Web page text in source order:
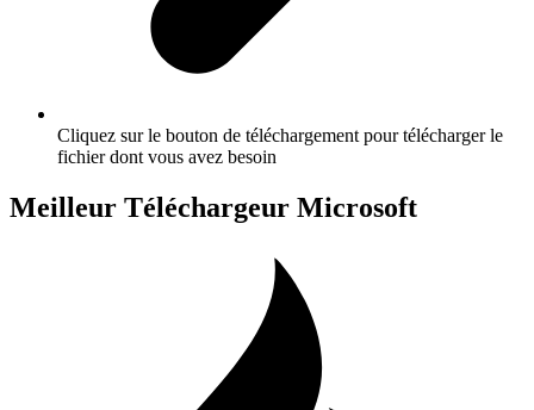
Cliquez sur le bouton de téléchargement pour télécharger le
fichier dont vous avez besoin
Meilleur Téléchargeur Microsoft